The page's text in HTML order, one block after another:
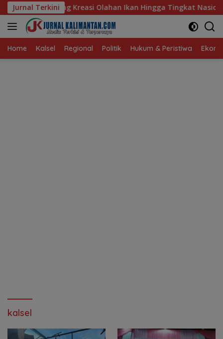
Langsung
ke
konten
Jurnal Terkini
Olahan Ikan Hingga Tingkat Nasional Pada Lomba Masak
Home Kalsel Regional Politik Hukum & Peristiwa
kalsel